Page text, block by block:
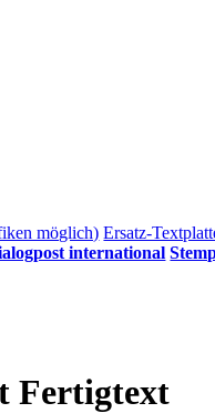
möglich) Ersatz-
international
Fertigtext